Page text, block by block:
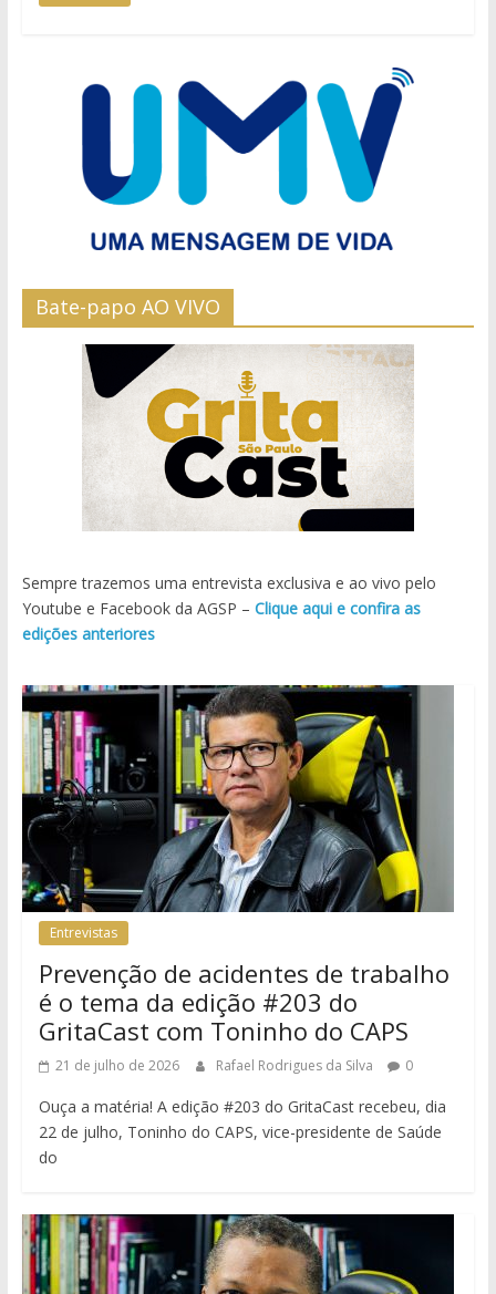
Bate-papo AO VIVO
Sempre trazemos uma entrevista exclusiva e ao vivo pelo
Youtube e Facebook da AGSP – Clique aqui e confira as
edições anteriores
Entrevistas
Prevenção de acidentes de trabalho
é o tema da edição #203 do
GritaCast com Toninho do CAPS
21 de julho de 2026 Rafael Rodrigues da Silva 0
Ouça a matéria! A edição #203 do GritaCast recebeu, dia
22 de julho, Toninho do CAPS, vice-presidente de Saúde
do